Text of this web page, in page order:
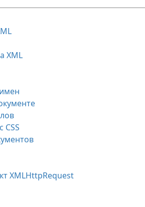
XML
CSS
XMLHttpRequest